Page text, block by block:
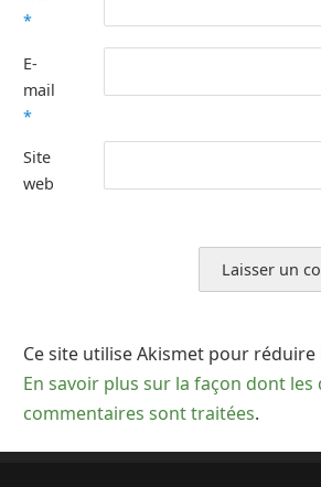
*
E-
mail
*
Site
web
Ce site utilise Akismet pour réduire
En savoir plus sur la façon dont les
commentaires sont traitées.